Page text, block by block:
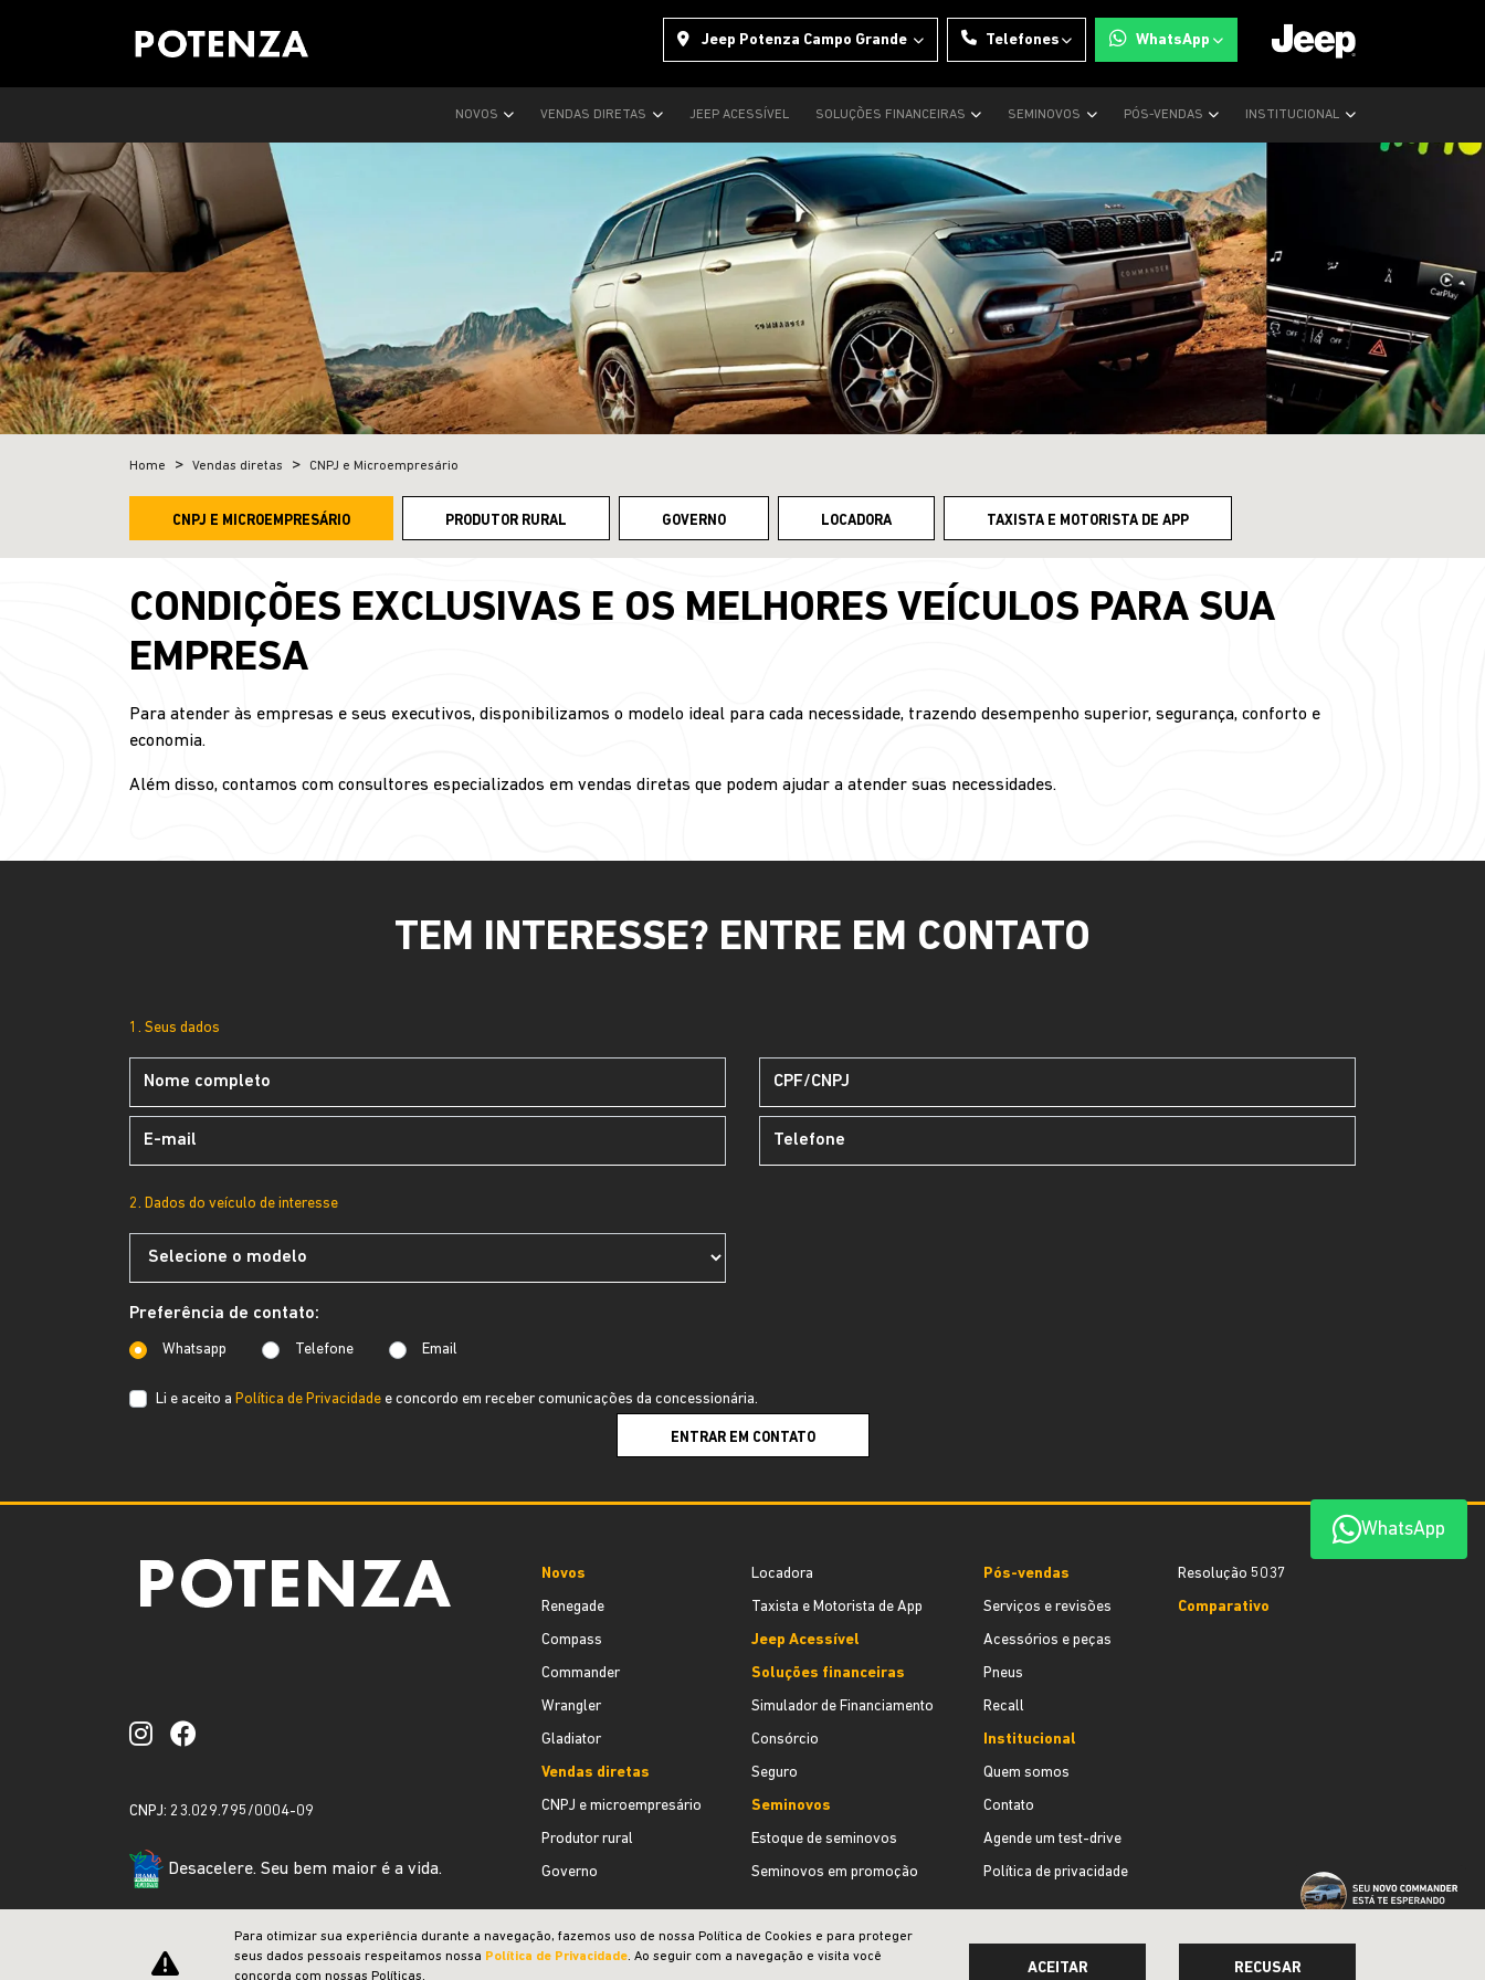
Jeep Potenza Campo Grande Telefones WhatsApp
NOVOS VENDAS DIRETAS JEEP ACESSÍVEL SOLUÇÕES FINANCEIRAS SEMINOVOS PÓS-VENDAS INSTITUCIONAL
Home Vendas diretas CNPJ e Microempresário
CNPJ E MICROEMPRESÁRIO PRODUTOR RURAL GOVERNO LOCADORA TAXISTA E MOTORISTA DE APP
CONDIÇÕES EXCLUSIVAS E OS MELHORES VEÍCULOS PARA SUA
EMPRESA
Para atender às empresas e seus executivos, disponibilizamos o modelo ideal para cada necessidade, trazendo desempenho superior, segurança, conforto e
economia.
Além disso, contamos com consultores especializados em vendas diretas que podem ajudar a atender suas necessidades.
TEM INTERESSE? ENTRE EM CONTATO
1. Seus dados
2. Dados do veículo de interesse
Preferência de contato:
Whatsapp Telefone Email
Li e aceito a Política de Privacidade e concordo em receber comunicações da concessionária.
ENTRAR EM CONTATO
WhatsApp
CNPJ: 23.029.795/0004-09
Desacelere. Seu bem maior é a vida.
Novos
Renegade
Compass
Commander
Wrangler
Gladiator
Vendas diretas
CNPJ e microempresário
Produtor rural
Governo
Locadora
Taxista e Motorista de App
Jeep Acessível
Soluções financeiras
Simulador de Financiamento
Consórcio
Seguro
Seminovos
Estoque de seminovos
Seminovos em promoção
Pós-vendas
Serviços e revisões
Acessórios e peças
Pneus
Recall
Institucional
Quem somos
Contato
Agende um test-drive
Política de privacidade
Resolução 5037
Comparativo
Para otimizar sua experiência durante a navegação, fazemos uso de nossa Política de Cookies e para proteger
seus dados pessoais respeitamos nossa Política de Privacidade. Ao seguir com a navegação e visita você
concorda com nossas Políticas.
ACEITAR RECUSAR